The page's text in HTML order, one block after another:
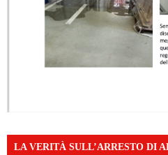
LA VERITÀ SULL’ARRESTO DI